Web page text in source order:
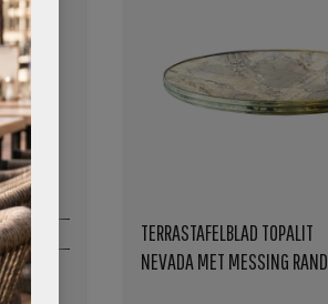
€54,95
TERRASTAFELBLAD TOPALIT
NEVADA MET MESSING RAND